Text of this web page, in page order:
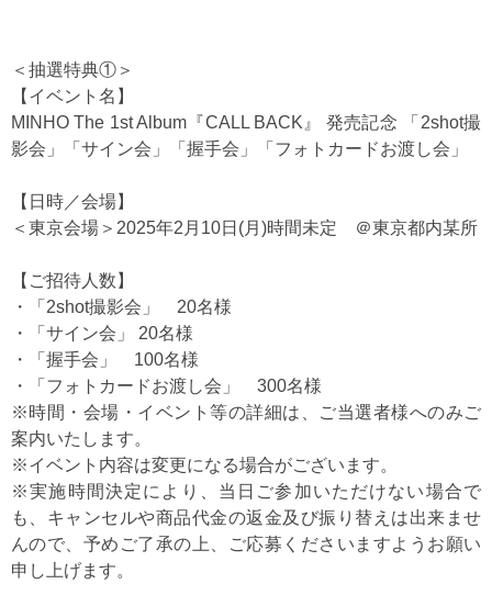
＜抽選特典①＞
【イベント名】
MINHO The 1st Album『CALL BACK』 発売記念 「2shot撮
影会」「サイン会」「握手会」「フォトカードお渡し会」
【日時／会場】
＜東京会場＞2025年2月10日(月)時間未定 ＠東京都内某所
【ご招待人数】
・「2shot撮影会」 20名様
・「サイン会」 20名様
・「握手会」 100名様
・「フォトカードお渡し会」 300名様
※時間・会場・イベント等の詳細は、ご当選者様へのみご
案内いたします。
※イベント内容は変更になる場合がございます。
※実施時間決定により、当日ご参加いただけない場合で
も、キャンセルや商品代金の返金及び振り替えは出来ませ
んので、予めご了承の上、ご応募くださいますようお願い
申し上げます。